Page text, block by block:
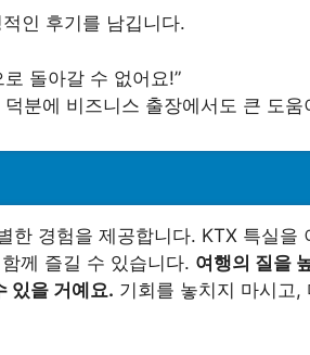
인 후기를 남깁니다.
돌아갈 수 없어요!”
분에 비즈니스 출장에서도 큰 도움
한 경험을 제공합니다. KTX 특실을
께 즐길 수 있습니다. 여행의 질을
있을 거예요. 기회를 놓치지 마시고,